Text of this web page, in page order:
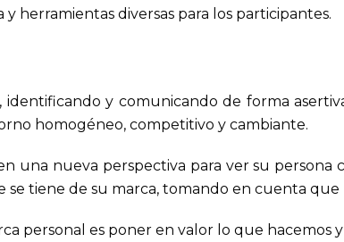
herramientas diversas para los participantes.
y comunicando de forma
homogéneo, competitivo y cambiante.
una nueva perspectiva para ver su
tiene de su marca, tomando en cuenta que
personal es poner en valor lo que hacemos